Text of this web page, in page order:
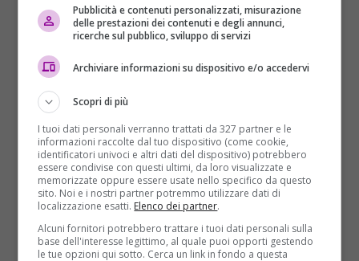
La polemica di Djokovic:
ecco cosa ha detto contro
Roma
Pubblicità e contenuti personalizzati, misurazione
delle prestazioni dei contenuti e degli annunci,
ricerche sul pubblico, sviluppo di servizi
Archiviare informazioni su dispositivo e/o accedervi
Scopri di più
I tuoi dati personali verranno trattati da 327 partner e le
informazioni raccolte dal tuo dispositivo (come cookie,
identificatori univoci e altri dati del dispositivo) potrebbero
essere condivise con questi ultimi, da loro visualizzate e
memorizzate oppure essere usate nello specifico da questo
sito. Noi e i nostri partner potremmo utilizzare dati di
localizzazione esatti. Elenco dei partner.
Alcuni fornitori potrebbero trattare i tuoi dati personali sulla
base dell'interesse legittimo, al quale puoi opporti gestendo
le tue opzioni qui sotto. Cerca un link in fondo a questa